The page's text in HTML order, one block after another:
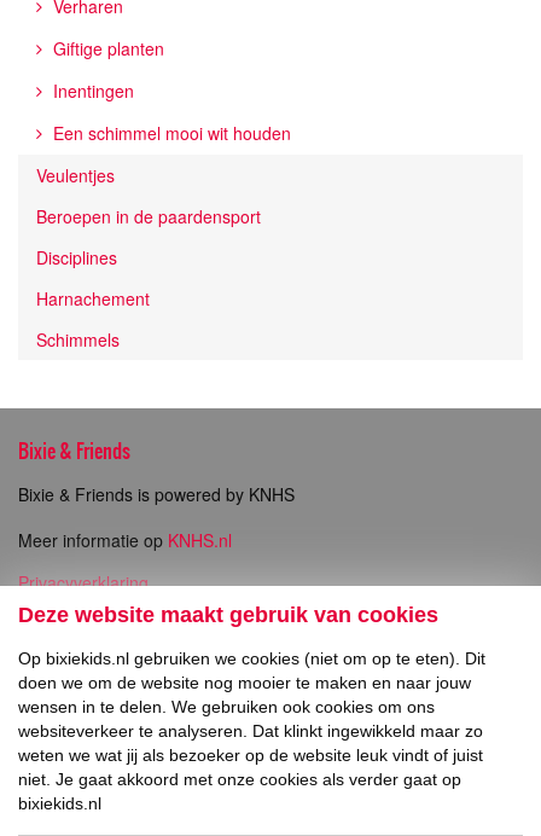
Verharen
Giftige planten
Inentingen
Een schimmel mooi wit houden
Veulentjes
Beroepen in de paardensport
Disciplines
Harnachement
Schimmels
Bixie & Friends
Bixie & Friends is powered by KNHS
Meer informatie op KNHS.nl
Privacyverklaring
Copyright
Direct naar
Inschrijven Bixie Wedstrijden
Social Media
Deze website maakt gebruik van cookies
Op bixiekids.nl gebruiken we cookies (niet om op te eten). Dit
doen we om de website nog mooier te maken en naar jouw
wensen in te delen. We gebruiken ook cookies om ons
websiteverkeer te analyseren. Dat klinkt ingewikkeld maar zo
weten we wat jij als bezoeker op de website leuk vindt of juist
niet. Je gaat akkoord met onze cookies als verder gaat op
bixiekids.nl